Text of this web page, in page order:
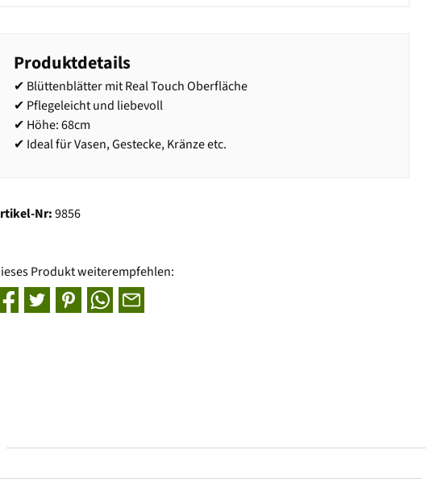
Produktdetails
✔ Blüttenblätter mit Real Touch Oberfläche
✔ Pflegeleicht und liebevoll
✔ Höhe: 68cm
✔ Ideal für Vasen, Gestecke, Kränze etc.
Nr:9856
Produkt weiterempfehlen: